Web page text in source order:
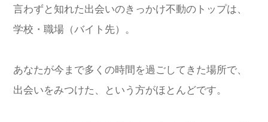
言わずと知れた出会いのきっかけ不動のトップは、
学校・職場（バイト先）。
あなたが今まで多くの時間を過ごしてきた場所で、
出会いをみつけた、という方がほとんどです。